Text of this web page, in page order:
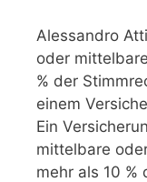
Alessandro
oder
% der
einem
Ein
mittelbare
mehr als 10 %